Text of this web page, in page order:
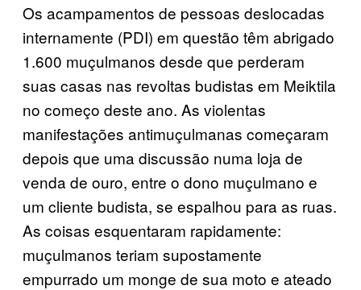
Os acampamentos de pessoas deslocadas
internamente (PDI) em questão têm abrigado
1.600 muçulmanos desde que perderam
suas casas nas revoltas budistas em Meiktila
no começo deste ano. As violentas
manifestações antimuçulmanas começaram
depois que uma discussão numa loja de
venda de ouro, entre o dono muçulmano e
um cliente budista, se espalhou para as ruas.
As coisas esquentaram rapidamente:
muçulmanos teriam supostamente
empurrado um monge de sua moto e ateado